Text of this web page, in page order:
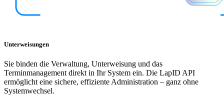
Unterweisungen
Sie binden die Verwaltung, Unterweisung und das
Terminmanagement direkt in Ihr System ein. Die LapID API
ermöglicht eine sichere, effiziente Administration – ganz ohne
Systemwechsel.